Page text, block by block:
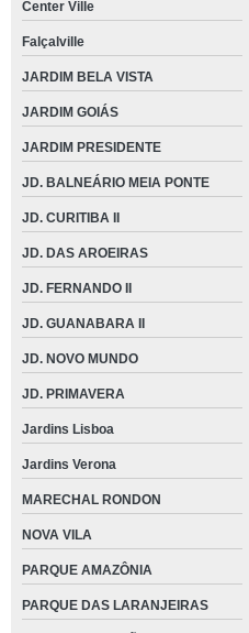
Center Ville
Falçalville
JARDIM BELA VISTA
JARDIM GOIÁS
JARDIM PRESIDENTE
JD. BALNEÁRIO MEIA PONTE
JD. CURITIBA II
JD. DAS AROEIRAS
JD. FERNANDO II
JD. GUANABARA II
JD. NOVO MUNDO
JD. PRIMAVERA
Jardins Lisboa
Jardins Verona
MARECHAL RONDON
NOVA VILA
PARQUE AMAZÔNIA
PARQUE DAS LARANJEIRAS